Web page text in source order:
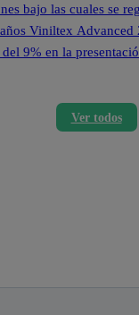
bajo las cuales se
Viniltex
9% en la
Ver todos